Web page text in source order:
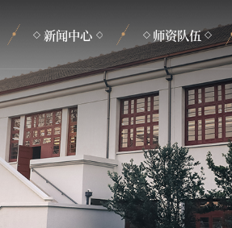
新闻中心
新闻动态
通知公告
师资队伍
在职教师
管理支撑
荣休教师